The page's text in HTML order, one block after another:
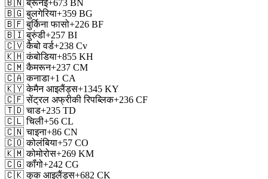
🇧🇳 ब्रूनेई+673 BN
🇧🇬 बुलगेरिया+359 BG
🇧🇫 बुर्किना फासो+226 BF
🇧🇮 बुरुंडी+257 BI
🇨🇻 कैबो वर्ड+238 Cv
🇰🇭 कंबोडिया+855 KH
🇨🇲 कैमरून+237 CM
🇨🇦 कनाडा+1 CA
🇰🇾 केमैन आइलैंड्स+1345 KY
🇨🇫 सेंट्रल अफ्रीकी रिपब्लिक+236 CF
🇹🇩 चाड+235 TD
🇨🇱 चिली+56 CL
🇨🇳 चाइना+86 CN
🇨🇴 कोलंबिया+57 CO
🇰🇲 कोमोरोस+269 KM
🇨🇬 कॉंगो+242 CG
🇨🇰 कुक आइलैंड्स+682 CK